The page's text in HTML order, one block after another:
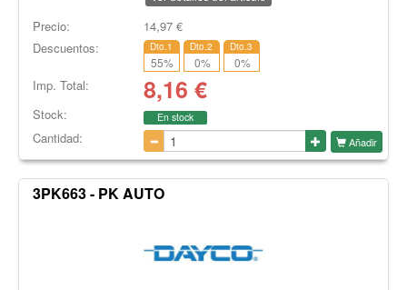
Precio: 14,97€
Descuentos:
Dto.1
55%
Dto.2
0%
Dto.3
0%
Imp. Total: 8,16 €
Stock: En stock
Cantidad: Añadir
3PK663 - PK AUTO